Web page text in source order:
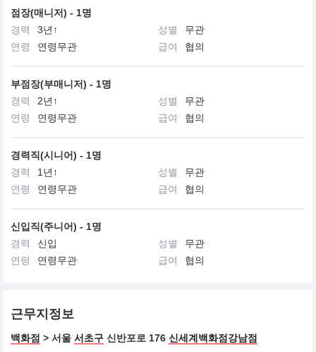
점장(매니저) - 1명
경력
3년↑ 성별
무관
연령
연령무관 급여 협의
부점장(부매니저) - 1명
경력
2년↑ 성별
무관
연령
연령무관 급여 협의
경력직(시니어) - 1명
경력
1년↑ 성별
무관
연령
연령무관 급여 협의
신입직(주니어) - 1명
경력
신입 성별
무관
연령
연령무관 급여 협의
근무지정보
백화점 > 서울 서초구 신반포로 176 신세계백화점강남점